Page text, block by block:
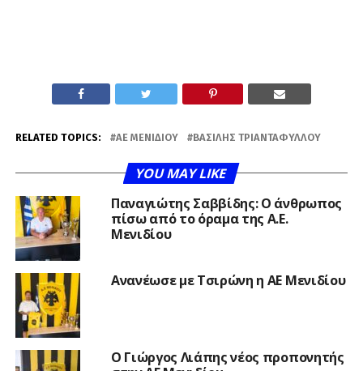
RELATED TOPICS: ΑΕ ΜΕΝΙΔΙΟΥ ΒΑΣΊΛΗΣ ΤΡΙΑΝΤΑΦΎΛΛΟΥ
YOU MAY LIKE
Παναγιώτης Σαββίδης: Ο άνθρωπος
πίσω από το όραμα της Α.Ε.
Μενιδίου
Ανανέωσε με Τσιρώνη η ΑΕ Μενιδίου
Ο Γιώργος Λιάπης νέος προπονητής